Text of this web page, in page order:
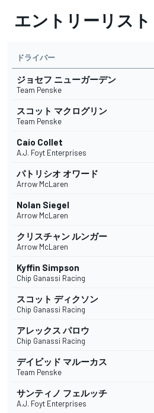
エントリーリスト
ドライバー
ジョセフ ニューガーデン
Team Penske
スコット マクログリン
Team Penske
Caio Collet
A.J. Foyt Enterprises
パトリシオ オワード
Arrow McLaren
Nolan Siegel
Arrow McLaren
クリスチャン ルンガー
Arrow McLaren
Kyffin Simpson
Chip Ganassi Racing
スコット ディクソン
Chip Ganassi Racing
アレックス パロウ
Chip Ganassi Racing
デイビッド マルーカス
Team Penske
サンティノ フェルッチ
A.J. Foyt Enterprises